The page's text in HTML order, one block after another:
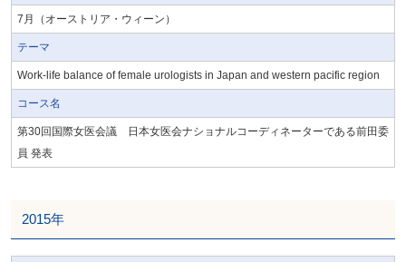
7月（オーストリア・ウィーン）
テーマ
Work-life balance of female urologists in Japan and western pacific region
コース名
第30回国際女医会議 日本女医会ナショナルコーディネーターである前田委
員 発表
2015年